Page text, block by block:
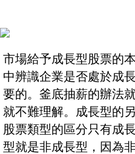
市場給予成長型股票的
中辨識企業是否處於成
要的。釜底抽薪的辦法
就不難理解。成長型的
股票類型的區分只有成
型就是非成長型，因為